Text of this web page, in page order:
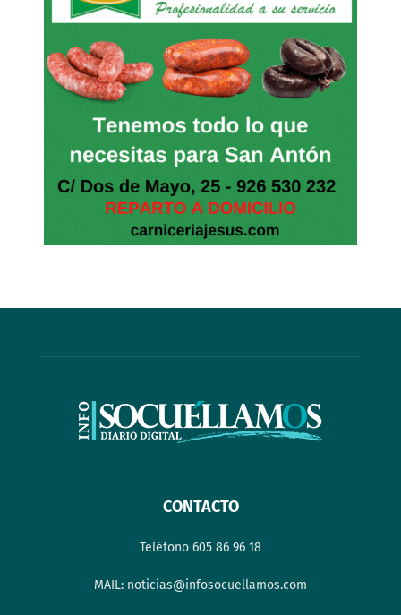
CONTACTO
Teléfono 605 86 96 18
MAIL: noticias@infosocuellamos.com